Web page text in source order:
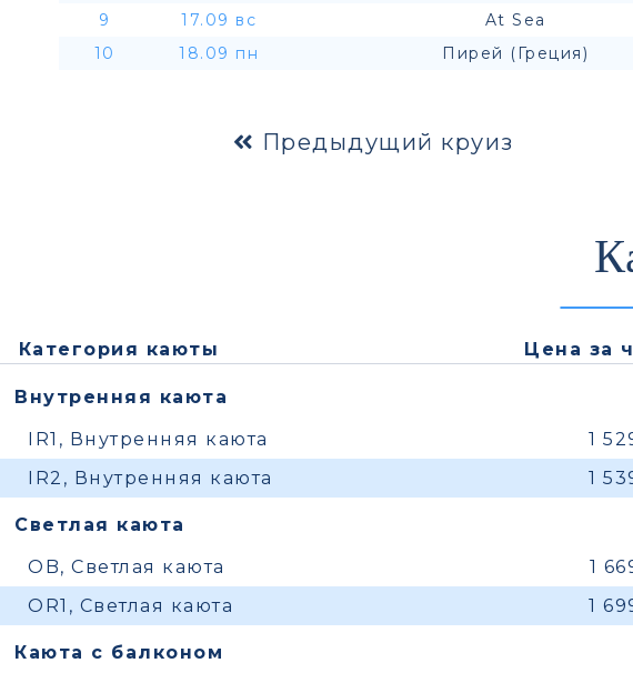
9
17.09 вс At Sea
10
18.09 пн Пирей (Греция)
Предыдущий круиз
Категория каюты Цена за
Внутренняя каюта
IR1, Внутренняя каюта
1
IR2, Внутренняя каюта
1
Светлая каюта
OB, Светлая каюта
1
OR1, Светлая каюта
1
Каюта с балконом